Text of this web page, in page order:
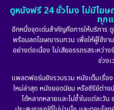
ดูหนังฟรี 24 ชั่วโมง ไม่มีโฆ
ทุก
อีกหนึ่งจุดเด่นสำคัญคือการให้บริการ
พร้อมลดโฆษณารบกวน เพื่อให้ผู้ใช้งา
อย่างต่อเนื่อง ไม่เสียอรรถรสระหว่า
ช่วงเ
แพลตฟอร์มยังรวบรวม หนังเต็มเรื่อง
ใหม่ล่าสุด หนังยอดนิยม หรือซีรีย์ต่าง
ได้หลากหลายและไม่ซ้ำในแต่ละวั